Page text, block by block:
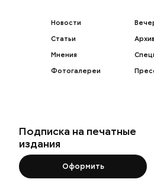
Новости
Статьи
Мнения
Фотогалереи
Подписка на печатные
издания
Оформить